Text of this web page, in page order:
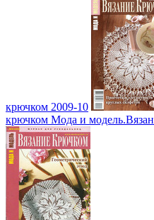
крючком 2009-10
крючком Мода и